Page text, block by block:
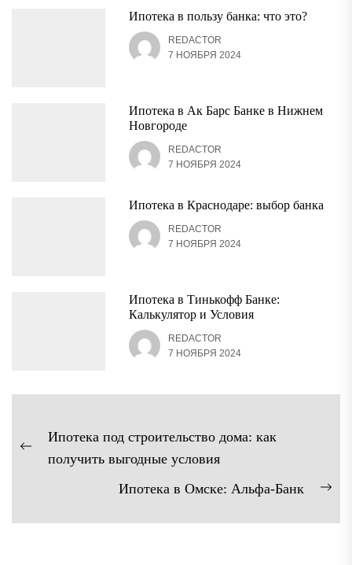
Ипотека в пользу банка: что это?
REDACTOR
7 НОЯБРЯ 2024
Ипотека в Ак Барс Банке в Нижнем
Новгороде
REDACTOR
7 НОЯБРЯ 2024
Ипотека в Краснодаре: выбор банка
REDACTOR
7 НОЯБРЯ 2024
Ипотека в Тинькофф Банке:
Калькулятор и Условия
REDACTOR
7 НОЯБРЯ 2024
Навигация
поПредыдущая
Ипотека под строительство дома: как
получить выгодные условия
Ипотека в Омске: Альфа-Банк